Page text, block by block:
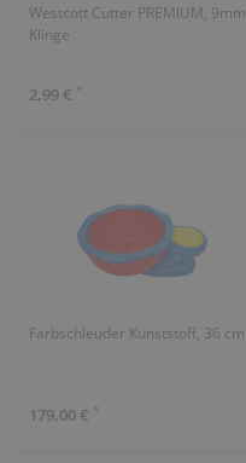
Westcott Cutter PREMIUM, 9mm
Klinge
2,99 € *
Farbschleuder Kunststoff, 36 cm
179,00 € *